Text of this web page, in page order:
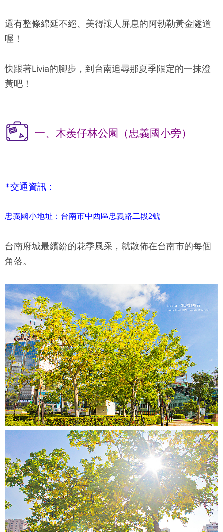
還有整條綿延不絕、美得讓人屏息的阿勃勒黃金隧道
喔！
快跟著Livia的腳步，到台南追尋那夏季限定的一抹澄
黃吧！
一、木羨仔林公園（忠義國小旁）
*交通資訊：
忠義國小地址：台南市中西區忠義路二段2號
台南府城最繽紛的花季風采，就散佈在台南市的每個
角落。